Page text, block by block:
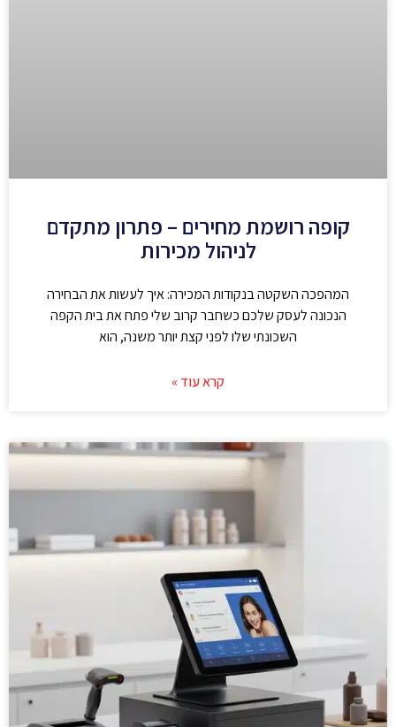
קופה רושמת מחירים – פתרון מתקדם
לניהול מכירות
המהפכה השקטה בנקודות המכירה: איך לעשות את הבחירה
הנכונה לעסק שלכם כשחבר קרוב שלי פתח את בית הקפה
השכונתי שלו לפני קצת יותר משנה, הוא
קרא עוד »